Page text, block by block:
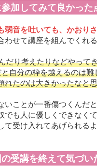
参加してみて良かった
弱音を吐いても、かおり
わせて講座を組んでくれる
だり考えたりなどやって
自分の枠を越えるのは難
れたのは大きかったなと
いことが一番傷つくんだ
でも人に優しくできなくて
て受け入れてあげられる
の受講を終えて気づ